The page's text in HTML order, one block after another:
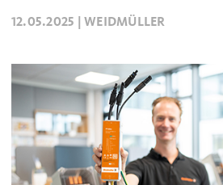
12.05.2025 |WEIDMÜLLER